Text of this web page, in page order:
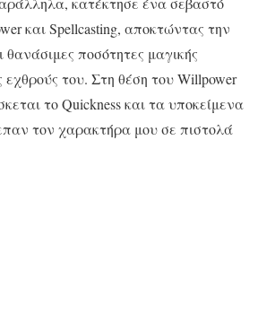
και Spellcasting, αποκτώντας την
θανάσιμες ποσότητες μαγικής
εχθρούς του. Στη θέση του Willpower
το Quickness και τα υποκείμενα
τον χαρακτήρα μου σε πιστολά